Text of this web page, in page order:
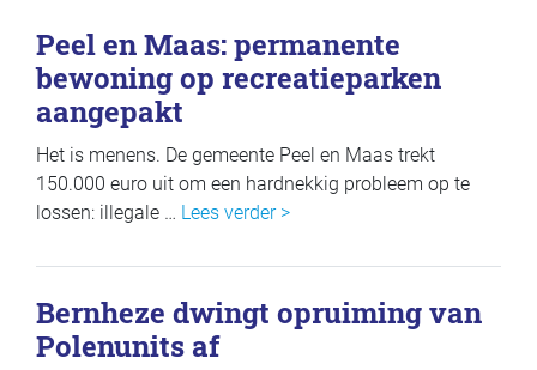
Peel en Maas: permanente
bewoning op recreatieparken
aangepakt
Het is menens. De gemeente Peel en Maas trekt
150.000 euro uit om een hardnekkig probleem op te
lossen: illegale … Lees verder >
Bernheze dwingt opruiming van
Polenunits af